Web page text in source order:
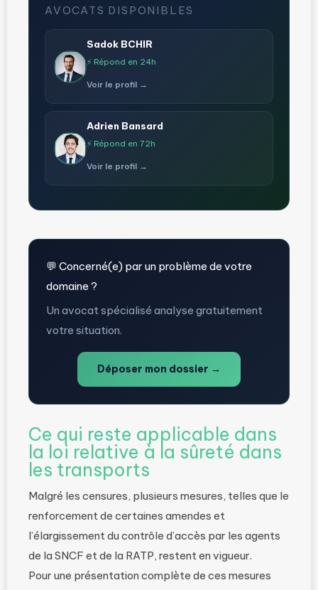
AVOCATS DISPONIBLES
Sadok BCHIR
⚡ Répond en 24h
Voir le profil →
Adrien Bansard
⚡ Répond en 72h
Voir le profil →
💬 Concerné(e) par un problème de votre
domaine ?
Un avocat spécialisé analyse gratuitement
votre situation.
Déposer mon dossier →
Ce qui reste applicable dans
la loi relative à la sûreté dans
les transports
Malgré les censures, plusieurs mesures, telles que le
renforcement de certaines amendes et
l’élargissement du contrôle d’accès par les agents
de la SNCF et de la RATP, restent en vigueur.
Pour une présentation complète de ces mesures